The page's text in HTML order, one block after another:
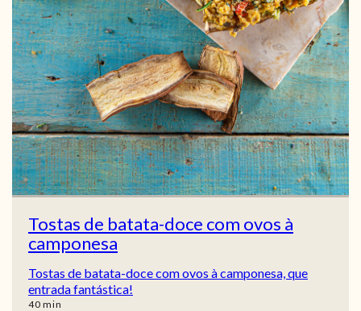
Tostas de batata-doce com ovos à
camponesa
Tostas de batata-doce com ovos à camponesa, que
entrada fantástica!
40min
min